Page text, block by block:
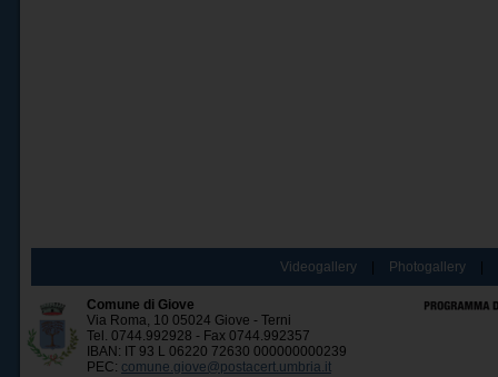
Videogallery Photogallery
Comune di Giove
Via Roma, 10 05024 Giove - Terni
Tel. 0744.992928 - Fax 0744.992357
IBAN: IT 93 L 06220 72630 000000000239
PEC: comune.giove@postacert.umbria.it